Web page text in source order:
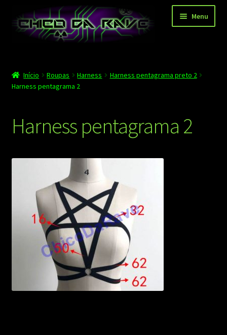
para
navegação
para
Menu
Depoimentos
Carrinho
Contato
Início Roupas Harness
Harness pentagrama preto 2
Harness pentagrama 2
Harness pentagrama 2